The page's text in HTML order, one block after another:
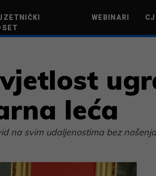
WEBINARI
leća
na svim udaljenostima bez